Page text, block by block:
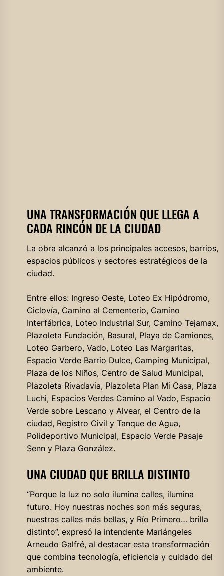
UNA TRANSFORMACIÓN QUE LLEGA A
CADA RINCÓN DE LA CIUDAD
La obra alcanzó a los principales accesos, barrios,
espacios públicos y sectores estratégicos de la
ciudad.
Entre ellos: Ingreso Oeste, Loteo Ex Hipódromo,
Ciclovía, Camino al Cementerio, Camino
Interfábrica, Loteo Industrial Sur, Camino Tejamax,
Plazoleta Fundación, Basural, Playa de Camiones,
Loteo Garbero, Vado, Loteo Las Margaritas,
Espacio Verde Barrio Dulce, Camping Municipal,
Plaza de los Niños, Centro de Salud Municipal,
Plazoleta Rivadavia, Plazoleta Plan Mi Casa, Plaza
Luchi, Espacios Verdes Camino al Vado, Espacio
Verde sobre Lescano y Alvear, el Centro de la
ciudad, Registro Civil y Tanque de Agua,
Polideportivo Municipal, Espacio Verde Pasaje
Senn y Plaza González.
UNA CIUDAD QUE BRILLA DISTINTO
“Porque la luz no solo ilumina calles, ilumina
futuro. Hoy nuestras noches son más seguras,
nuestras calles más bellas, y Río Primero… brilla
distinto”, expresó la intendente Mariángeles
Arneudo Galfré, al destacar esta transformación
que combina tecnología, eficiencia y cuidado del
ambiente.